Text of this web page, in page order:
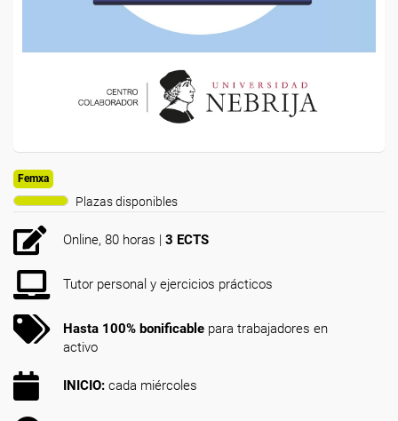
Femxa
Plazas disponibles
Online, 80 horas | 3 ECTS
Tutor personal y ejercicios prácticos
Hasta 100% bonificable para trabajadores en
activo
INICIO: cada miércoles